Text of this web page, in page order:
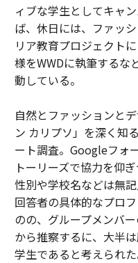
ィブな学生としてキャ
ば、休日には、ファッ
リア教育プロジェクト
様をWWDに執筆するな
動している。
自然とファッションと
ン カリプソ」を深く知
ート調査。Googleフォ
トーリーズで協力を仰
性別や学校名などは無
回答者の具体的なプロ
のの、グループメンバ
から推察するに、大半
学生であると考えられた